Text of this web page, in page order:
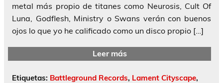
metal más propio de titanes como Neurosis, Cult Of
Luna, Godflesh, Ministry o Swans verán con buenos
ojos lo que yo he calificado como un disco propio […]
Leer más
Etiquetas: Battleground Records, Lament Cityscape,